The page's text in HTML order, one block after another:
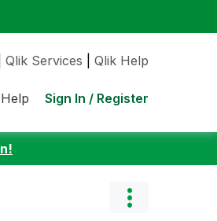
Qlik Services Qlik Help
Help Sign In / Register